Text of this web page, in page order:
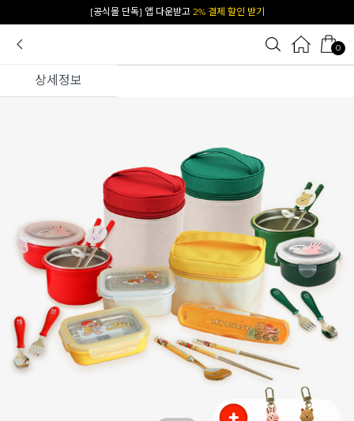
카카오 플친 추가하면1천원 즉시 할인 쿠폰
0
상세정보